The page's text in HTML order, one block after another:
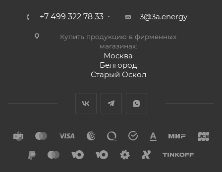
+7 499 322 78 33 3@3a.energy
Купить продукцию в фирменных
магазинах:
Москва
Белгород
Старый Оскол